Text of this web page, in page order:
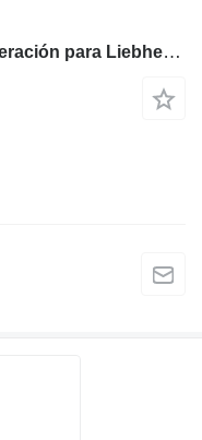
Liebherr 93017257 tubo de refrigeración para Liebherr L550; L556 cargadora de ruedas